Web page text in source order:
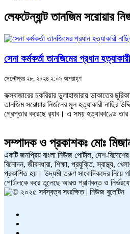
লেফটেন্যান্ট তানজিম সরোয়ার
সেনা কর্মকর্তা তানজিমের প্রধান
সেপ্টেম্বর ২৮, ২০২৪ ২:০৯ অপরাহ্ণ
কক্সবাজারের চকরিয়ার ডুলাহাজারায় ডাকাতের
তানজিম সরোয়ার নির্জনের মূল হত্যাকারী নাছির
গ্রেপ্তার করেছে র‍্যাব। এ সময় হত্যাকাণ্ডে
সম্পাদক ও প্রকাশকঃ মোঃ
একটি জনপ্রিয় বাংলা নিউজ পোর্টাল, দেশ-
বিনোদন, জীবনধারা, শিক্ষা, প্রযুক্তি, স্বাস্থ্য,
প্রকাশিত হয়। উদ্যমী তরুণ সাংবাদিকদের নিয়ে
পোর্টালকে করে তুলেছে আরও প্রাণবন্ত ও